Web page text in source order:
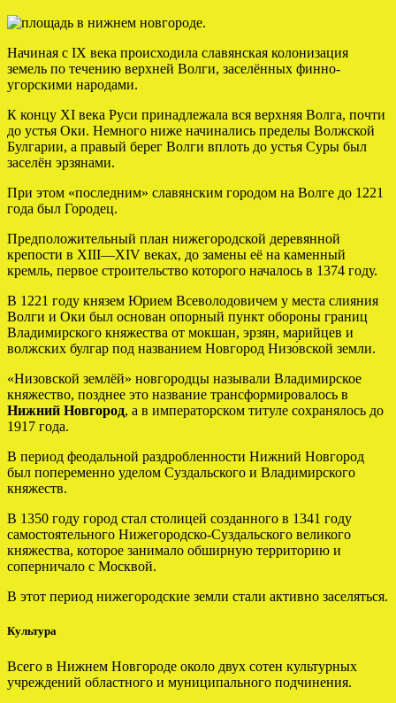
Начиная с IX века происходила славянская колонизация
земель по течению верхней Волги, заселённых финно-
угорскими народами.
К концу XI века Руси принадлежала вся верхняя Волга, почти
до устья Оки. Немного ниже начинались пределы Волжской
Булгарии, а правый берег Волги вплоть до устья Суры был
заселён эрзянами.
При этом «последним» славянским городом на Волге до 1221
года был Городец.
Предположительный план нижегородской деревянной
крепости в XIII—XIV веках, до замены её на каменный
кремль, первое строительство которого началось в 1374 году.
В 1221 году князем Юрием Всеволодовичем у места слияния
Волги и Оки был основан опорный пункт обороны границ
Владимирского княжества от мокшан, эрзян, марийцев и
волжских булгар под названием Новгород Низо́вской земли.
«Низовской землёй» новгородцы называли Владимирское
княжество, позднее это название трансформировалось в
Нижний Новгород, а в императорском титуле сохранялось до
1917 года.
В период феодальной раздробленности Нижний Новгород
был попеременно уделом Суздальского и Владимирского
княжеств.
В 1350 году город стал столицей созданного в 1341 году
самостоятельного Нижегородско-Суздальского великого
княжества, которое занимало обширную территорию и
соперничало с Москвой.
В этот период нижегородские земли стали активно заселяться.
Культура
Всего в Нижнем Новгороде около двух сотен культурных
учреждений областного и муниципального подчинения.